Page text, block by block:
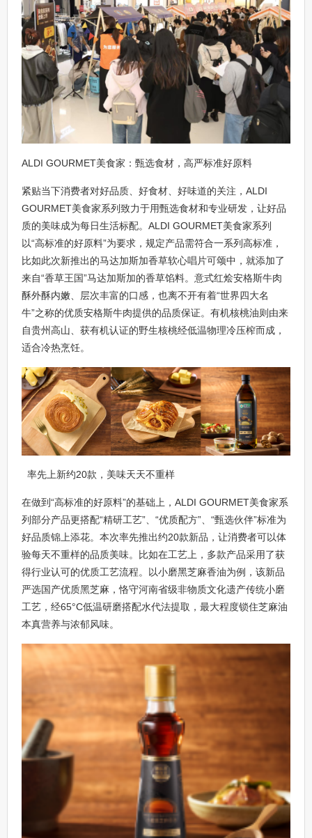
ALDI GOURMET美食家：甄选食材，高严标准好原料
紧贴当下消费者对好品质、好食材、好味道的关注，ALDI
GOURMET美食家系列致力于用甄选食材和专业研发，让好品
质的美味成为每日生活标配。ALDI GOURMET美食家系列
以“高标准的好原料”为要求，规定产品需符合一系列高标准，
比如此次新推出的马达加斯加香草软心唱片可颂中，就添加了
来自“香草王国”马达加斯加的香草馅料。意式红烩安格斯牛肉
酥外酥内嫩、层次丰富的口感，也离不开有着“世界四大名
牛”之称的优质安格斯牛肉提供的品质保证。有机核桃油则由来
自贵州高山、获有机认证的野生核桃经低温物理冷压榨而成，
适合冷热烹饪。
率先上新约20款，美味天天不重样
在做到“高标准的好原料”的基础上，ALDI GOURMET美食家系
列部分产品更搭配“精研工艺”、“优质配方”、“甄选伙伴”标准为
好品质锦上添花。本次率先推出约20款新品，让消费者可以体
验每天不重样的品质美味。比如在工艺上，多款产品采用了获
得行业认可的优质工艺流程。以小磨黑芝麻香油为例，该新品
严选国产优质黑芝麻，恪守河南省级非物质文化遗产传统小磨
工艺，经65°C低温研磨搭配水代法提取，最大程度锁住芝麻油
本真营养与浓郁风味。